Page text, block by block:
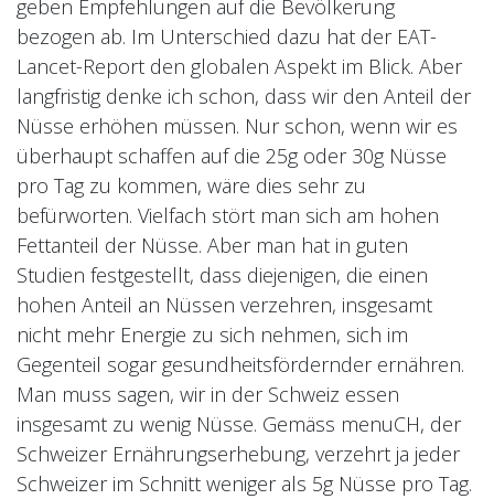
geben Empfehlungen auf die Bevölkerung
bezogen ab. Im Unterschied dazu hat der EAT-
Lancet-Report den globalen Aspekt im Blick. Aber
langfristig denke ich schon, dass wir den Anteil der
Nüsse erhöhen müssen. Nur schon, wenn wir es
überhaupt schaffen auf die 25g oder 30g Nüsse
pro Tag zu kommen, wäre dies sehr zu
befürworten. Vielfach stört man sich am hohen
Fettanteil der Nüsse. Aber man hat in guten
Studien festgestellt, dass diejenigen, die einen
hohen Anteil an Nüssen verzehren, insgesamt
nicht mehr Energie zu sich nehmen, sich im
Gegenteil sogar gesundheitsfördernder ernähren.
Man muss sagen, wir in der Schweiz essen
insgesamt zu wenig Nüsse. Gemäss menuCH, der
Schweizer Ernährungserhebung, verzehrt ja jeder
Schweizer im Schnitt weniger als 5g Nüsse pro Tag.